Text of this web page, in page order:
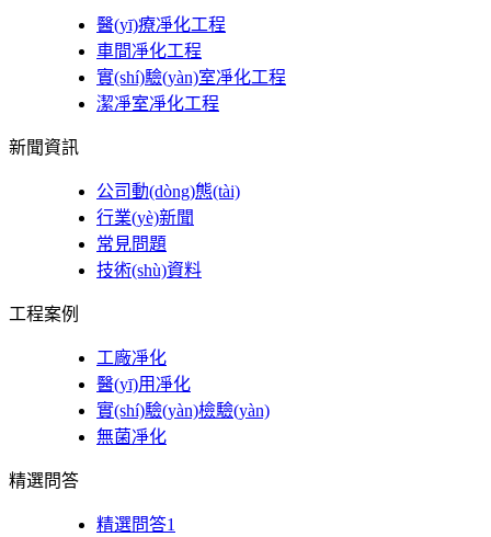
醫(yī)療凈化工程
車間凈化工程
實(shí)驗(yàn)室凈化工程
潔凈室凈化工程
新聞資訊
公司動(dòng)態(tài)
行業(yè)新聞
常見問題
技術(shù)資料
工程案例
工廠凈化
醫(yī)用凈化
實(shí)驗(yàn)檢驗(yàn)
無菌凈化
精選問答
精選問答1